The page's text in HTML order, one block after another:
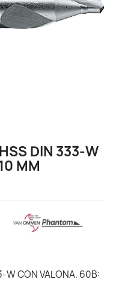
DIN 333-W
MM
W CON VALONA. 60B: